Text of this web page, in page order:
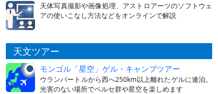
天体写真撮影や画像処理、アストロアーツのソフトウェ
アの使いこなし方法などをオンラインで解説
天文ツアー
モンゴル「星空」ゲル・キャンプツアー
ウランバートルから西へ250km以上離れたゲルに連泊。
光害のない場所でペルセ群や星空を楽しめます